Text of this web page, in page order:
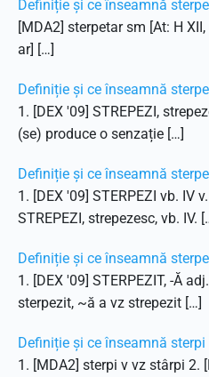
Definiție și ce înseamnă
[MDA2] sterpetar sm [At: H
ar] […]
Definiție și ce înseamnă
1. [DEX '09] STREPEZI,
(se) produce o senzație […]
Definiție și ce înseamnă
1. [DEX '09] STERPEZI vb. IV
STREPEZI, strepezesc, vb. IV.
Definiție și ce înseamnă
1. [DEX '09] STERPEZIT, -Ă
sterpezit, ~ă a vz strepezit […]
Definiție și ce înseamnă sterpi
1. [MDA2] sterpi v vz stârpi 2.